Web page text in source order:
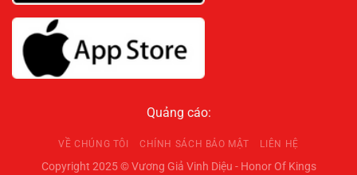
Quảng cáo:
VỀ CHÚNG TÔI CHÍNH SÁCH BẢO MẬT LIÊN HỆ
Copyright 2025 © Vương Giả Vinh Diệu - Honor Of Kings